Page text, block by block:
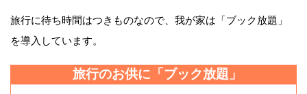
旅行に待ち時間はつきものなので、我が家は「ブック放題」
を導入しています。
旅行のお供に「ブック放題」